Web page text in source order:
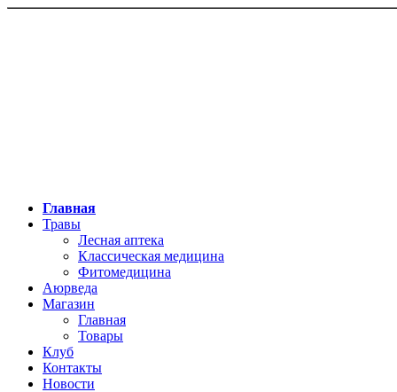
Главная
Травы
Лесная аптека
Классическая медицина
Фитомедицина
Аюрведа
Магазин
Главная
Товары
Клуб
Контакты
Новости